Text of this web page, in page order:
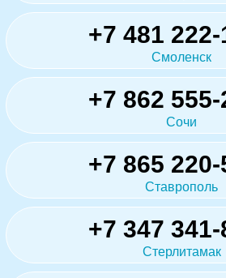
+7 481
Смоленск
+7 862
Сочи
+7 865
Ставрополь
+7 347
Стерлитамак